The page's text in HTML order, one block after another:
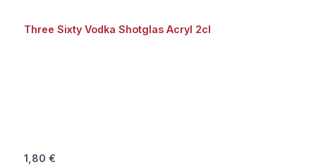
Three Sixty Vodka Shotglas Acryl 2cl
Regulärer Preis:
1,80 €